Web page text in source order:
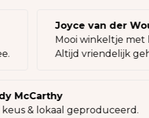
Joyce van der
Mooi winkeltje
Altijd vriendelijk
McCarthy
& lokaal geproduceerd.